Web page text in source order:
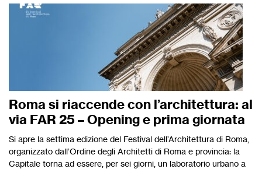
Roma si riaccende con l’architettura: al
via FAR 25 – Opening e prima giornata
Si apre la settima edizione del Festival dell’Architettura di Roma,
organizzato dall’Ordine degli Architetti di Roma e provincia: la
Capitale torna ad essere, per sei giorni, un laboratorio urbano a